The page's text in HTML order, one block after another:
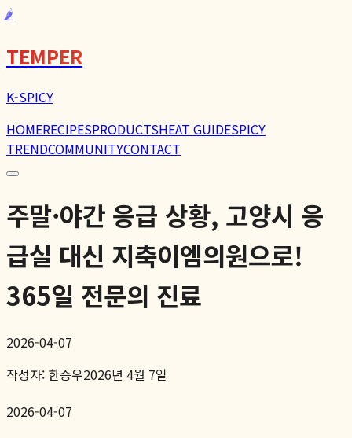
🌶️
TEMPER
K-SPICY
HOMERECIPESPRODUCTSHEAT GUIDESPICY
TRENDCOMMUNITYCONTACT
주말·야간 응급 상황, 고양시 응
급실 대신 지축이엠의원으로!
365일 전문의 진료
2026-04-07
작성자: 한승우2026년 4월 7일
2026-04-07